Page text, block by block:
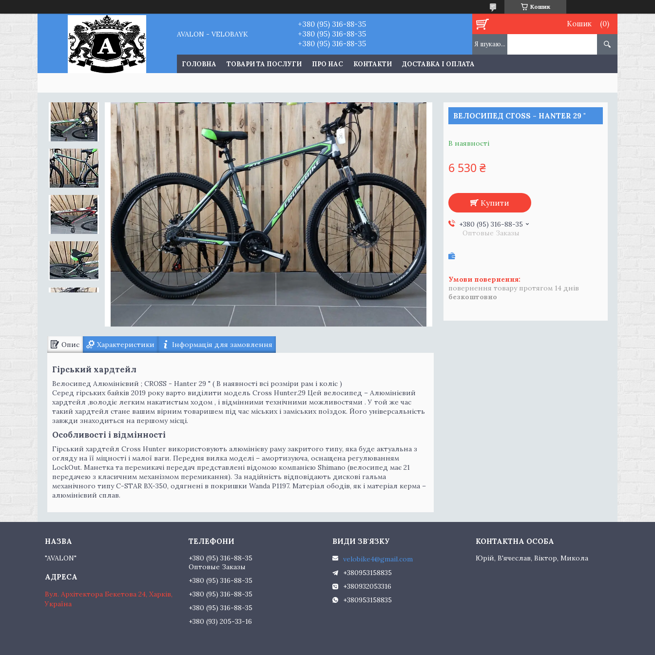
Кошик
AVALON - VELOBAYK
+380 (95) 316-88-35
+380 (95) 316-88-35
+380 (95) 316-88-35
Кошик
ГОЛОВНА ТОВАРИ ТА ПОСЛУГИ ПРО НАС КОНТАКТИ ДОСТАВКА І ОПЛАТА
Опис Характеристики Інформація для замовлення
Гірський хардтейл
Велосипед Алюмінієвий ; CROSS - Hanter 29 " ( В наявності всі розміри рам і коліс )
Серед гірських байків 2019 року варто виділити модель Cross Hunter.29 Цей велосипед – Алюмінієвий
хардтейл ,володіє легким накатистым ходом , і відмінними технічними можливостями . У той же час
такий хардтейл стане вашим вірним товаришем під час міських і заміських поїздок. Його універсальність
завжди знаходиться на першому місці.
Особливості і відмінності
Гірський хардтейл Cross Hunter використовують алюмінієву раму закритого типу, яка буде актуальна з
огляду на її міцності і малої ваги. Передня вилка моделі – амортизуюча, оснащена регулюванням
LockOut. Манетка та перемикачі передач представлені відомою компанією Shimano (велосипед має 21
передачею з класичним механізмом перемикання). За надійність відповідають дискові гальма
механічного типу С-STAR BX-350, одягнені в покришки Wanda P1197. Матеріал ободів, як і матеріал керма –
алюмінієвий сплав.
ВЕЛОСИПЕД СГОЅЅ - HANTER 29 "
В наявності
6 530 ₴
Купити
+380 (95) 316-88-35
Оптовые Заказы
повернення товару протягом 14 днів
безкоштовно
"AVALON"
Вул. Архітектора Бекетова 24, Харків,
Україна
+380 (95) 316-88-35
Оптовые Заказы
+380 (95) 316-88-35
+380 (95) 316-88-35
+380 (95) 316-88-35
+380 (93) 205-33-16
velobike4@gmail.com
+380953158835
+380932053316
+380953158835
Юрій, В'ячеслав, Віктор, Микола